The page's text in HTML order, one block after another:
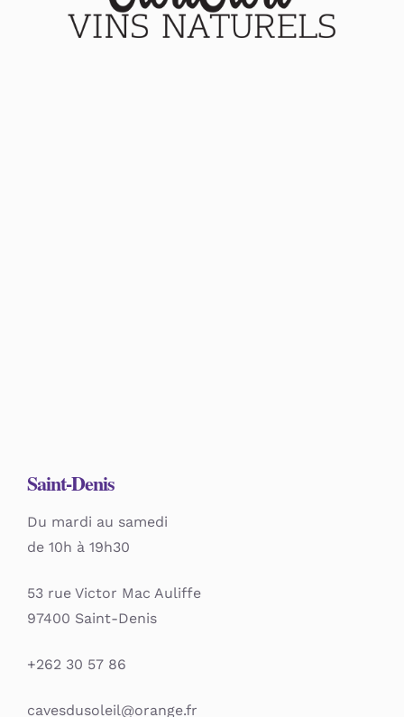
Le blog
Saint-Denis
Du mardi au samedi
de 10h à 19h30
53 rue Victor Mac Auliffe
97400 Saint-Denis
+262 30 57 86
cavesdusoleil@orange.fr